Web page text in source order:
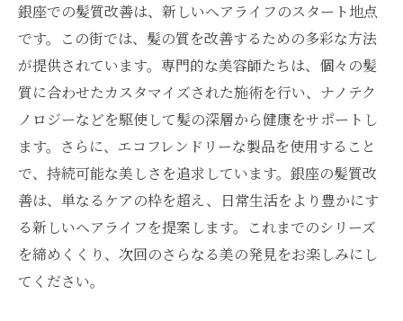
銀座での髪質改善は、新しいヘアライフのスタート地点
です。この街では、髪の質を改善するための多彩な方法
が提供されています。専門的な美容師たちは、個々の髪
質に合わせたカスタマイズされた施術を行い、ナノテク
ノロジーなどを駆使して髪の深層から健康をサポートし
ます。さらに、エコフレンドリーな製品を使用すること
で、持続可能な美しさを追求しています。銀座の髪質改
善は、単なるケアの枠を超え、日常生活をより豊かにす
る新しいヘアライフを提案します。これまでのシリーズ
を締めくくり、次回のさらなる美の発見をお楽しみにし
てください。